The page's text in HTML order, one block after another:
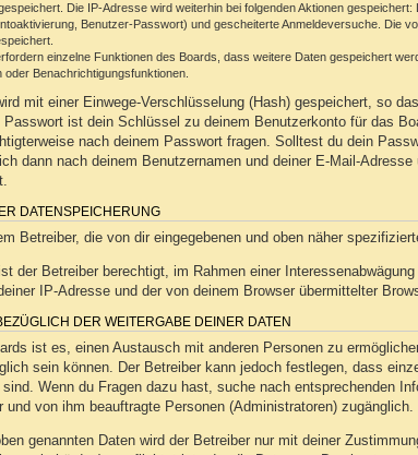
Die IP-Adresse wird weiterhin bei folgenden Aktionen
Benutzer-Passwort) und gescheiterte Anmeldeversuche. Die
einzelne Funktionen des Boards, dass weitere Daten gespeichert
oder Benachrichtigungsfunktionen.
mit einer Einwege-Verschlüsselung (Hash) gespeichert, so
Passwort ist dein Schlüssel zu deinem Benutzerkonto für das
nach deinem Passwort fragen. Solltest du dein
dann nach deinem Benutzernamen und deiner E-Mail-
DATENSPEICHERUNG
Betreiber, die von dir eingegebenen und oben näher
der Betreiber berechtigt, im Rahmen einer
IP-Adresse und der von deinem Browser übermittelter
DER WEITERGABE DEINER DATEN
ist es, einen Austausch mit anderen Personen zu
sein können. Der Betreiber kann jedoch festlegen, dass
Wenn du Fragen dazu hast, suche nach entsprechenden
und von ihm beauftragte Personen (Administratoren) zugänglich.
genannten Daten wird der Betreiber nur mit deiner